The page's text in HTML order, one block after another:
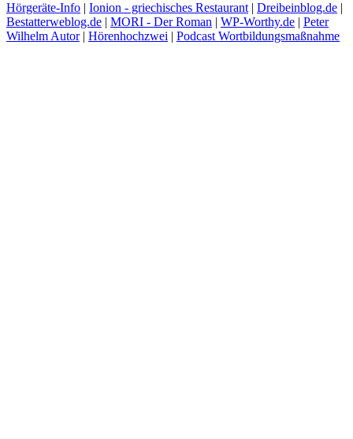
Hörgeräte-Info | Ionion - griechisches Restaurant | Dreibeinblog.de |
Bestatterweblog.de | MORI - Der Roman | WP-Worthy.de | Peter
Wilhelm Autor| Hörenhochzwei | Podcast Wortbildungsmaßnahme